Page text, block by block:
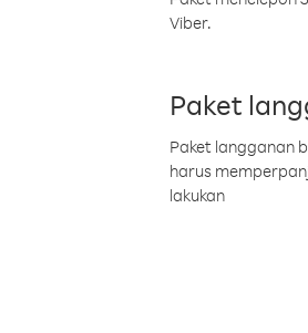
Viber.
Paket
Paket langganan
harus
lakukan